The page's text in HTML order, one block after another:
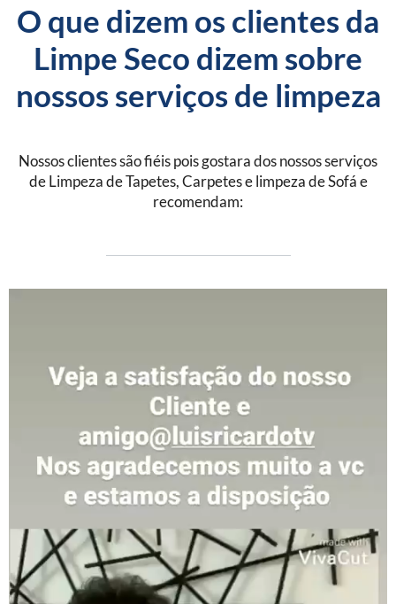
O que dizem os clientes da
Limpe Seco dizem sobre
nossos serviços de limpeza
Nossos clientes são fiéis pois gostara dos nossos serviços
de Limpeza de Tapetes, Carpetes e limpeza de Sofá e
recomendam: